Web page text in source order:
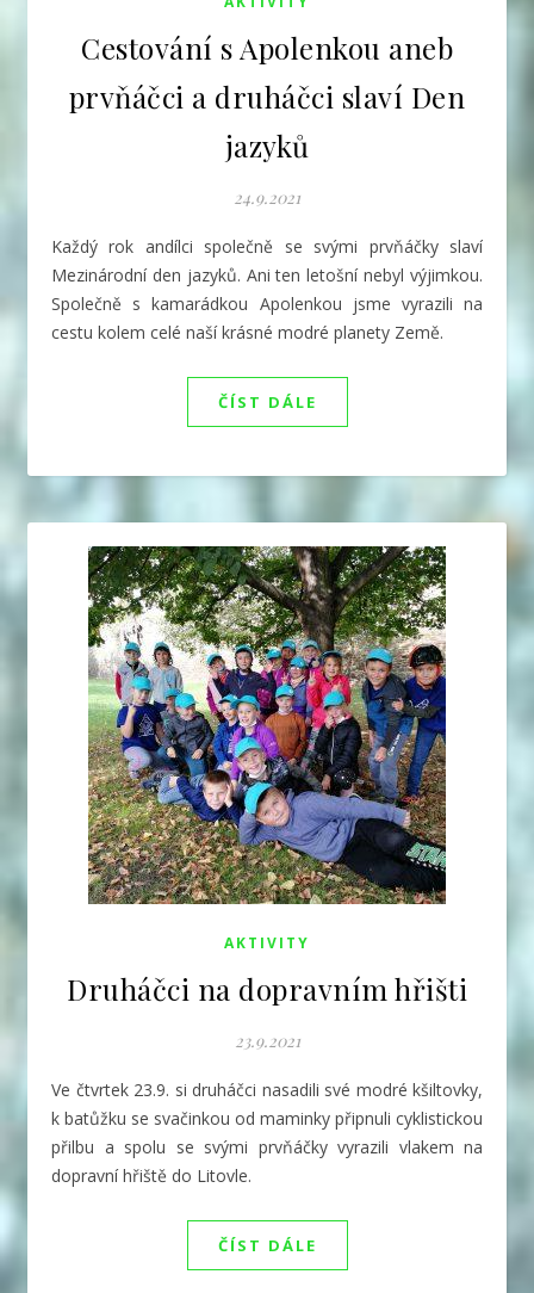
Cestování s Apolenkou aneb
prvňáčci a druháčci slaví Den
jazyků
24.9.2021
Každý rok andílci společně se svými prvňáčky slaví
Mezinárodní den jazyků. Ani ten letošní nebyl výjimkou.
Společně s kamarádkou Apolenkou jsme vyrazili na
cestu kolem celé naší krásné modré planety Země.
ČÍST DÁLE
AKTIVITY
Druháčci na dopravním hřišti
23.9.2021
Ve čtvrtek 23.9. si druháčci nasadili své modré kšiltovky,
k batůžku se svačinkou od maminky připnuli cyklistickou
přilbu a spolu se svými prvňáčky vyrazili vlakem na
dopravní hřiště do Litovle.
ČÍST DÁLE